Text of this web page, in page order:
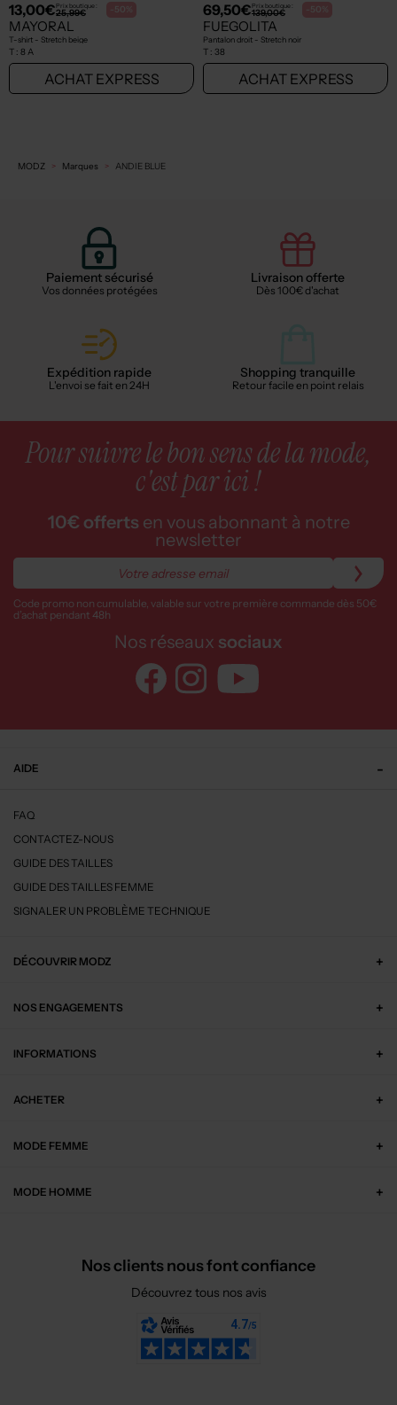
13,00€Prix boutique :
25,99€ -50%
MAYORAL
T-shirt - Stretch beige
T : 8 A
ACHAT EXPRESS
69,50€Prix boutique :
139,00€ -50%
FUEGOLITA
Pantalon droit - Stretch noir
T : 38
ACHAT EXPRESS
MODZ Marques ANDIE BLUE
Paiement sécurisé
Vos données protégées
Livraison offerte
Dès 100€ d'achat
Expédition rapide
L'envoi se fait en 24H
Shopping tranquille
Retour facile en point relais
Pour suivre le bon sens de la mode,
c'est par ici !
10€ offerts en vous abonnant à notre
newsletter
Code promo non cumulable, valable sur votre première commande dès 50€
d’achat pendant 48h
Nos réseaux sociaux
AIDE
FAQ
CONTACTEZ-NOUS
GUIDE DES TAILLES
GUIDE DES TAILLES FEMME
SIGNALER UN PROBLÈME TECHNIQUE
DÉCOUVRIR MODZ
NOS ENGAGEMENTS
INFORMATIONS
ACHETER
MODE FEMME
MODE HOMME
Nos clients nous font confiance
Découvrez tous nos avis